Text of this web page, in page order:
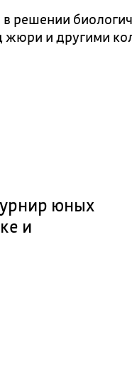
решении
и другими
юных
и